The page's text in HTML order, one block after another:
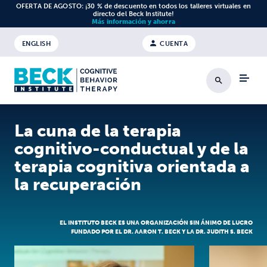
Ir al contenido
OFERTA DE AGOSTO: ¡30 % de descuento en todos los talleres virtuales en
directo del Beck Institute!
Más información y ahorra
CUENTA
ENGLISH
Buscar en
La cuna de la terapia
cognitivo-conductual y de la
terapia cognitiva orientada a
la recuperación
EL INSTITUTO BECK ES UNA ORGANIZACIÓN SIN ÁNIMO DE LUCRO
FUNDADO POR EL DR. AARON T. BECK Y LA DR. JUDITH S. BECK